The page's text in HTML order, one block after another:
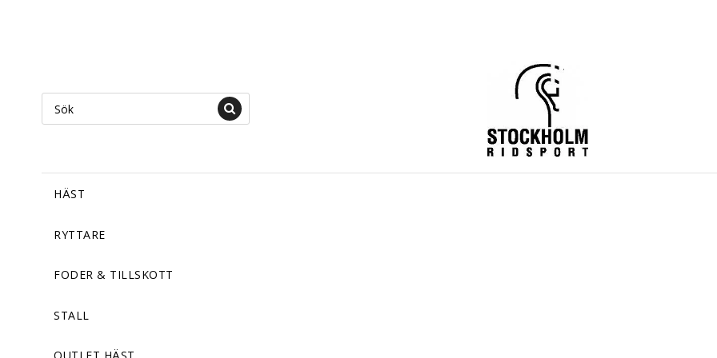
HÄST
RYTTARE
FODER & TILLSKOTT
STALL